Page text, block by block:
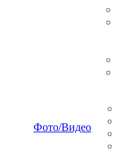
Фото/Видео